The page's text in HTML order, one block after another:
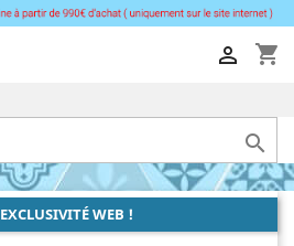
shopping_cart


EXCLUSIVITÉ WEB !